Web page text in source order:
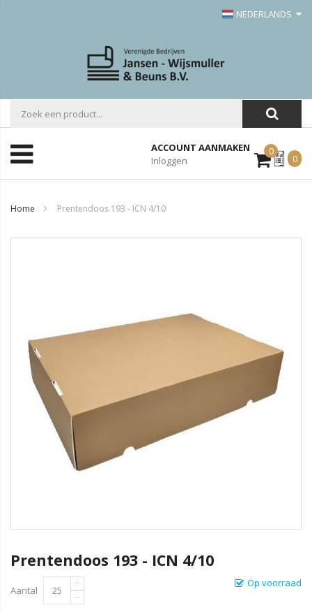
NEDERLANDS
ACCOUNT AANMAKEN
Inloggen
0Mijn
Offerte
0
Home Prentendoos 193 - ICN 4/10
Prentendoos 193 - ICN 4/10
Op voorraad
Aantal